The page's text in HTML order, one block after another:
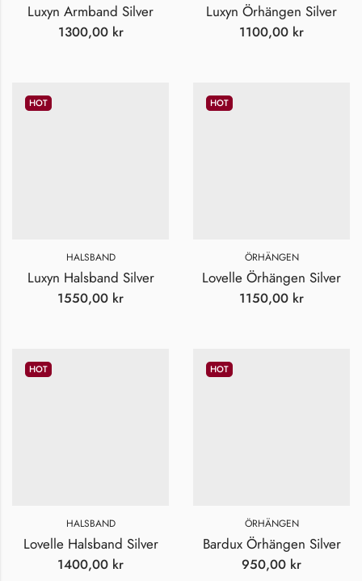
Luxyn Armband Silver
1300,00 kr
Luxyn Örhängen Silver
1100,00 kr
HOT
HALSBAND
Luxyn Halsband Silver
1550,00 kr
HOT
ÖRHÄNGEN
Lovelle Örhängen Silver
1150,00 kr
HOT
HALSBAND
Lovelle Halsband Silver
1400,00 kr
HOT
ÖRHÄNGEN
Bardux Örhängen Silver
950,00 kr